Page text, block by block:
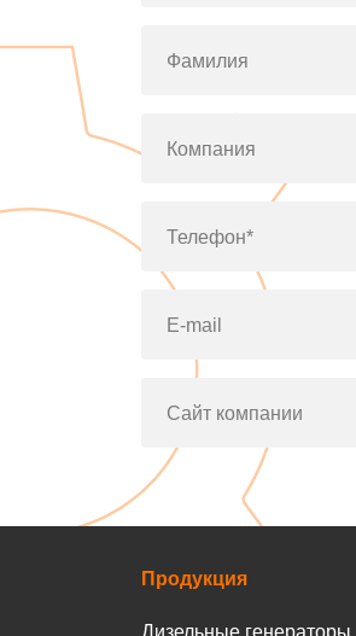
Фамилия
Компания
Телефон*
E-mail
Сайт компании
Продукция
Дизельные